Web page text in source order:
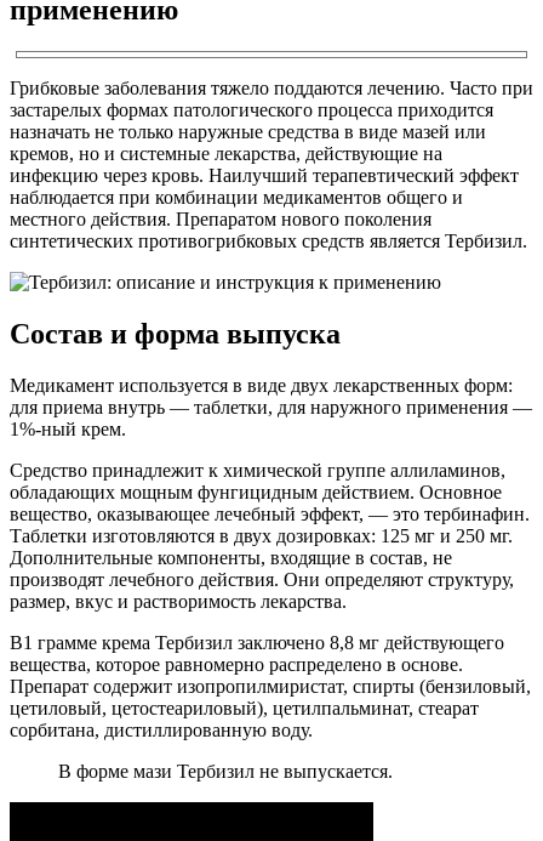
применению
Грибковые заболевания тяжело поддаются лечению. Часто при
застарелых формах патологического процесса приходится
назначать не только наружные средства в виде мазей или
кремов, но и системные лекарства, действующие на
инфекцию через кровь. Наилучший терапевтический эффект
наблюдается при комбинации медикаментов общего и
местного действия. Препаратом нового поколения
синтетических противогрибковых средств является Тербизил.
Состав и форма выпуска
Медикамент используется в виде двух лекарственных форм:
для приема внутрь — таблетки, для наружного применения —
1%-ный крем.
Средство принадлежит к химической группе аллиламинов,
обладающих мощным фунгицидным действием. Основное
вещество, оказывающее лечебный эффект, — это тербинафин.
Таблетки изготовляются в двух дозировках: 125 мг и 250 мг.
Дополнительные компоненты, входящие в состав, не
производят лечебного действия. Они определяют структуру,
размер, вкус и растворимость лекарства.
В1 грамме крема Тербизил заключено 8,8 мг действующего
вещества, которое равномерно распределено в основе.
Препарат содержит изопропилмиристат, спирты (бензиловый,
цетиловый, цетостеариловый), цетилпальминат, стеарат
сорбитана, дистиллированную воду.
В форме мази Тербизил не выпускается.